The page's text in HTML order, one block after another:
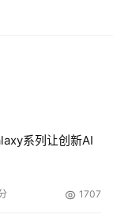
系列让创新AI
1707